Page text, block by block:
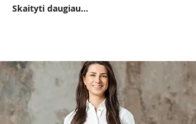
Skaityti daugiau...